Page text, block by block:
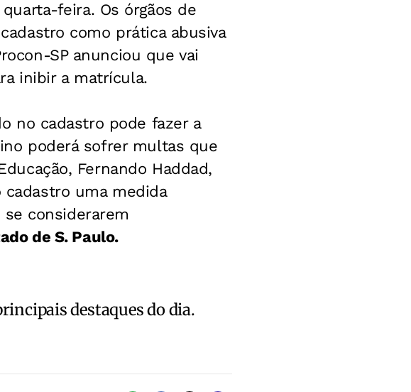
feira. Os órgãos de
como prática abusiva
SP anunciou que vai
inibir a matrícula.
no cadastro pode fazer a
poderá sofrer multas que
Fernando Haddad,
uma medida
considerarem
de S. Paulo.
destaques do dia.